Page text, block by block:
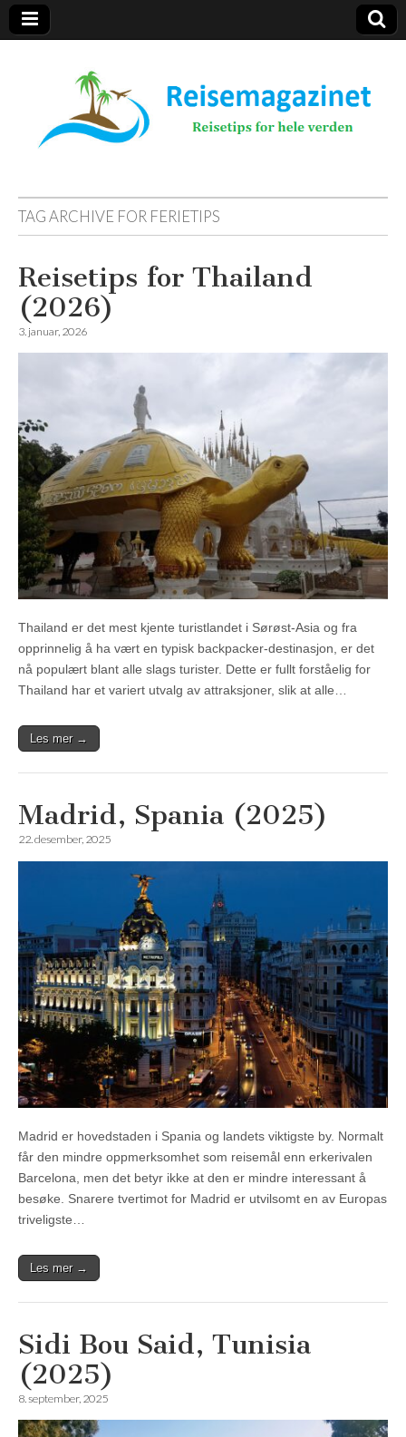
Reisemagazinet
TAG ARCHIVE FOR FERIETIPS
Reisetips for Thailand
(2026)
3. januar, 2026
Thailand er det mest kjente turistlandet i Sørøst-Asia og fra
opprinnelig å ha vært en typisk backpacker-destinasjon, er det
nå populært blant alle slags turister. Dette er fullt forståelig for
Thailand har et variert utvalg av attraksjoner, slik at alle…
Les mer →
Madrid, Spania (2025)
22. desember, 2025
Madrid er hovedstaden i Spania og landets viktigste by. Normalt
får den mindre oppmerksomhet som reisemål enn erkerivalen
Barcelona, men det betyr ikke at den er mindre interessant å
besøke. Snarere tvertimot for Madrid er utvilsomt en av Europas
triveligste…
Les mer →
Sidi Bou Said, Tunisia
(2025)
8. september, 2025